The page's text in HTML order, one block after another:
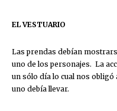
EL VESTUARIO
Las prendas debían
uno de los personajes. La
un sólo día lo cual nos obligó
uno debía llevar.